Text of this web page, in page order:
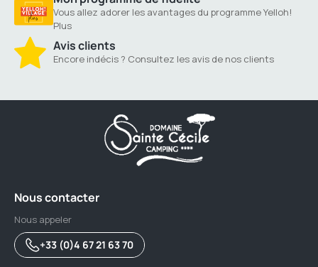
Vous allez adorer les avantages du programme Yelloh!
Plus
Avis clients
Encore indécis ? Consultez les avis de nos clients
Nous contacter
Nous appeler
+33 (0)4 67 21 63 70